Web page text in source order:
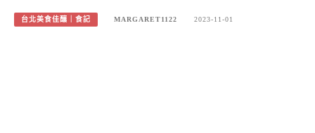
台北美食佳釀｜食記 MARGARET1122 2023-11-01